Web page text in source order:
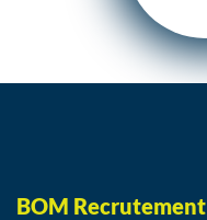
BOM Recrutement